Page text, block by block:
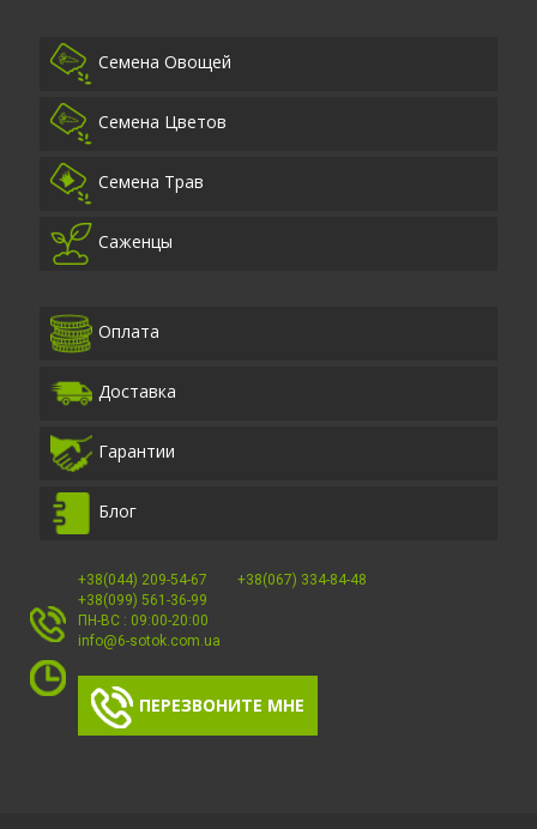
Семена Овощей
Семена Цветов
Семена Трав
Саженцы
Оплата
Доставка
Гарантии
Блог
+38(044) 209-54-67
+38(067) 334-84-48
+38(099) 561-36-99
ПН-ВС : 09:00-20:00
info@6-sotok.com.ua
ПЕРЕЗВОНИТЕ МНЕ